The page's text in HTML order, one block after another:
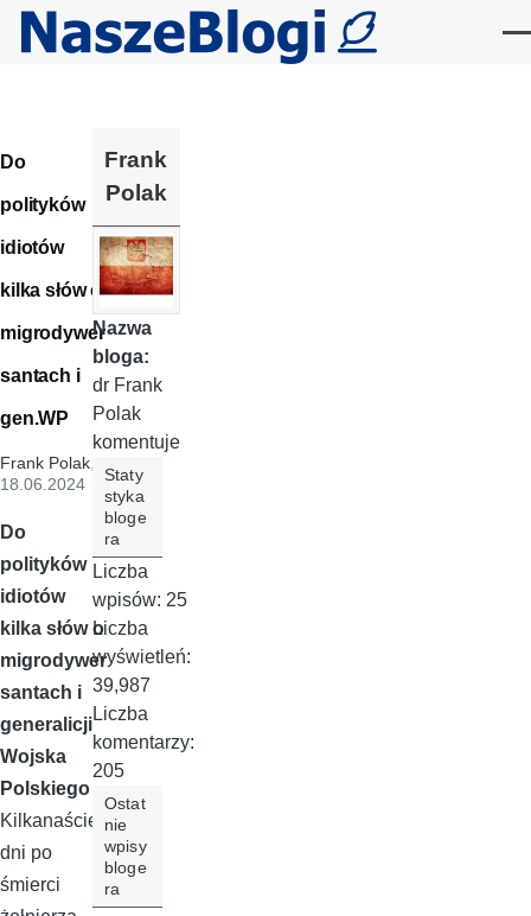
Przejdź do treści
Do
polityków
idiotów
kilka słów o
migrodywer
santach i
gen.WP
Frank Polak,
18.06.2024
Do
polityków
idiotów
kilka słów o
migrodywer
santach i
generalicji
Wojska
Polskiego
Kilkanaście
dni po
śmierci
Frank
Polak
Nazwa
bloga:
dr Frank
Polak
komentuje
Staty
styka
bloge
ra
Liczba
wpisów: 25
Liczba
wyświetleń:
39,987
Liczba
komentarzy:
205
Ostat
nie
wpisy
bloge
ra